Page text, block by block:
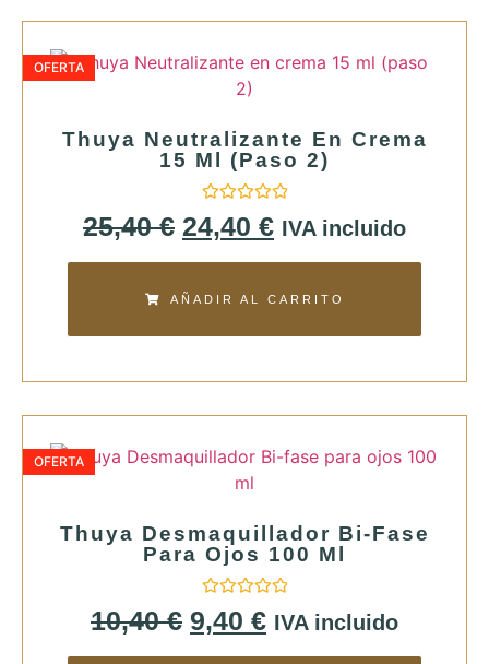
OFERTA
Thuya Neutralizante En Crema
15 Ml (paso 2)
Valorado
con
0
de
25,40€ 24,40 € IVA incluido
AÑADIR AL CARRITO
OFERTA
Thuya Desmaquillador Bi-Fase
Para Ojos 100 Ml
Valorado
con
0
de
10,40€ 9,40 € IVA incluido